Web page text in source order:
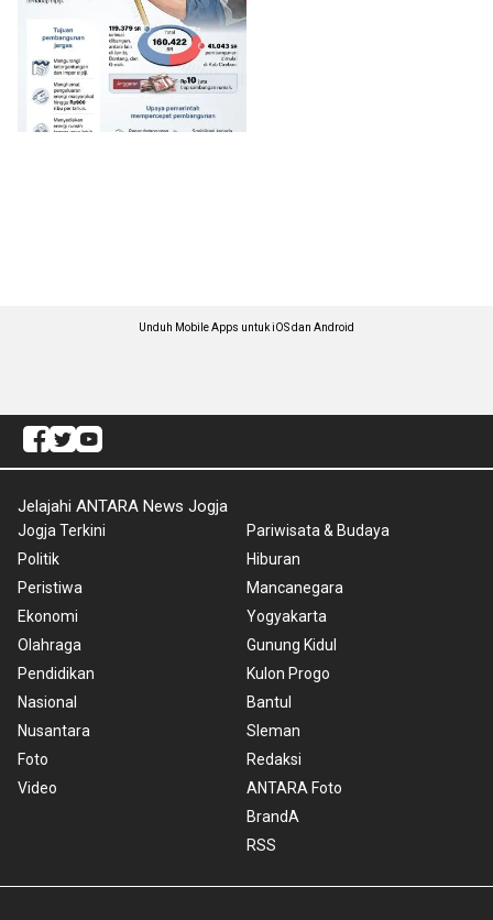
Unduh Mobile Apps untuk iOS dan Android
Jelajahi ANTARA News Jogja
Jogja Terkini
Politik
Peristiwa
Ekonomi
Olahraga
Pendidikan
Nasional
Nusantara
Foto
Video
Pariwisata & Budaya
Hiburan
Mancanegara
Yogyakarta
Gunung Kidul
Kulon Progo
Bantul
Sleman
Redaksi
ANTARA Foto
BrandA
RSS